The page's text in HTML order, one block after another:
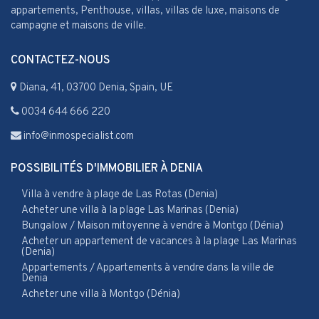
appartements, Penthouse, villas, villas de luxe, maisons de
campagne et maisons de ville.
CONTACTEZ-NOUS
Diana, 41, 03700 Denia, Spain, UE
0034 644 666 220
info@inmospecialist.com
POSSIBILITÉS D'IMMOBILIER À DENIA
Villa à vendre à plage de Las Rotas (Denia)
Acheter une villa à la plage Las Marinas (Denia)
Bungalow / Maison mitoyenne à vendre à Montgo (Dénia)
Acheter un appartement de vacances à la plage Las Marinas
(Denia)
Appartements / Appartements à vendre dans la ville de
Denia
Acheter une villa à Montgo (Dénia)